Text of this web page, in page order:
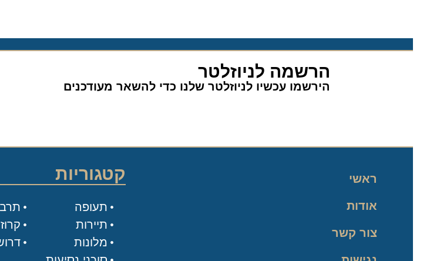
הרשמה לניוזלטר
הירשמו עכשיו לניוזלטר שלנו כדי להשאר מעודכנים
ראשי
אודות
צור קשר
קטגוריות
תעופה
תיירות
מלונות
תרבות
קרוזים
דרושים